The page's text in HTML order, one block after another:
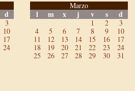
d
3
10
17
24
Marzo
l m x j v s d
1 2
3
4
5 6 7 8 9
10
11
12 13 14 15 16
17
18
19 20 21 22 23
24
25
26 27 28 29 30 31